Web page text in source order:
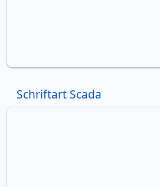
Schriftart Scada